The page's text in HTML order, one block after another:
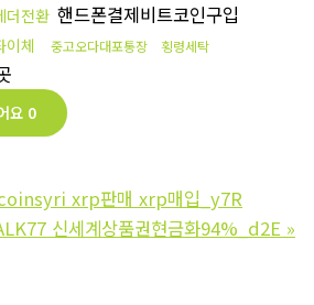
더전환 핸드폰결제비트코인구입
이체 중고오다대포통장 횡령세탁
요 0
xrp판매 xrp매입_y7R
신세계상품권현금화94%_d2E »